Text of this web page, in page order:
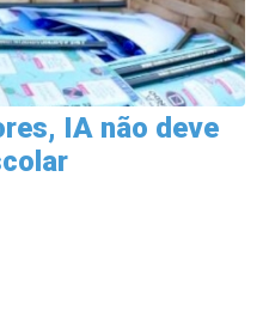
IA não deve